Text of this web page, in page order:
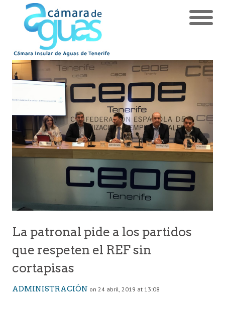
La patronal pide a los partidos
que respeten el REF sin
cortapisas
ADMINISTRACIÓN on 24 abril, 2019 at 13:08